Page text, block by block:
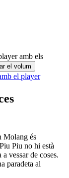
amb els
el volum
el player
Molang és
Piu no hi està
vessar de coses.
paradeta al